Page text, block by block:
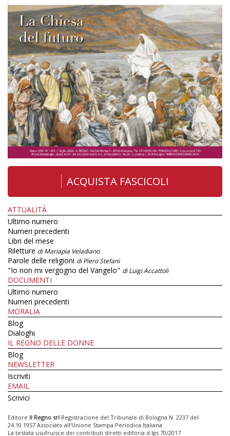
ACQUISTA FASCICOLI
ATTUALITÀ
Ultimo numero
Numeri precedenti
Libri del mese
Riletture di Mariapia Veladiano
Parole delle religioni di Piero Stefani
"Io non mi vergogno del Vangelo" di Luigi Accattoli
DOCUMENTI
Ultimo numero
Numeri precedenti
MORALIA
Blog
Dialoghi
IL REGNO DELLE DONNE
Blog
NEWSLETTER
Iscriviti
EMAIL
Scrivici
Editore Il Regno srl Registrazione del Tribunale di Bologna N. 2237 del
24.10.1957 Associato all’Unione Stampa Periodica Italiana
La testata usufruisce dei contributi diretti editoria d.lgs 70/2017